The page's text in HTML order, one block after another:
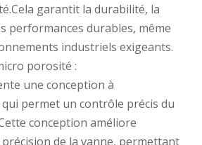
garantit la durabilité, la
performances durables, même
industriels exigeants.
porosité :
une conception à
permet un contrôle précis du
conception améliore
de la vanne, permettant